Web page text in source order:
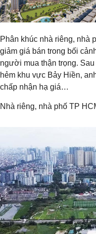
Phân khúc nhà riêng, nhà
giảm giá bán trong bối
người mua thận trọng.
hẻm khu vực Bảy Hiền,
chấp nhận hạ giá…
Nhà riêng, nhà phố TP